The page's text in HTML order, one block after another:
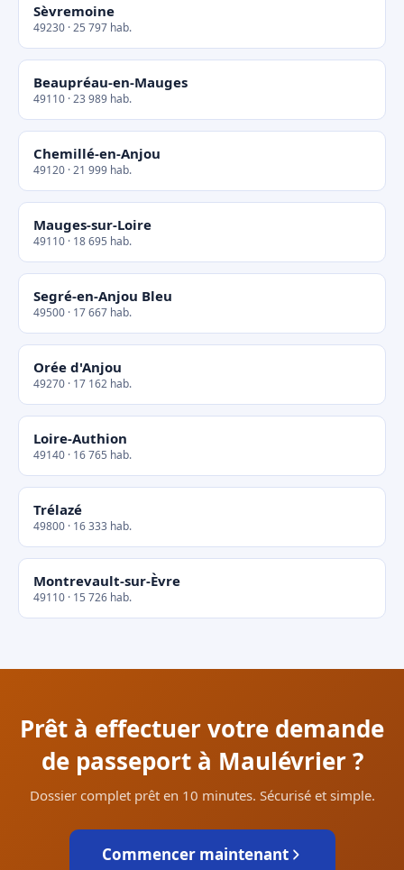
Sèvremoine
49230 · 25 797 hab.
Beaupréau-en-Mauges
49110 · 23 989 hab.
Chemillé-en-Anjou
49120 · 21 999 hab.
Mauges-sur-Loire
49110 · 18 695 hab.
Segré-en-Anjou Bleu
49500 · 17 667 hab.
Orée d'Anjou
49270 · 17 162 hab.
Loire-Authion
49140 · 16 765 hab.
Trélazé
49800 · 16 333 hab.
Montrevault-sur-Èvre
49110 · 15 726 hab.
Prêt à effectuer votre demande
de passeport à Maulévrier ?
Dossier complet prêt en 10 minutes. Sécurisé et simple.
Commencer maintenant